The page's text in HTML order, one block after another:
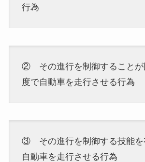
行為
② その進行を制御することが
度で自動車を走行させる行為
③ その進行を制御する技能を
自動車を走行させる行為